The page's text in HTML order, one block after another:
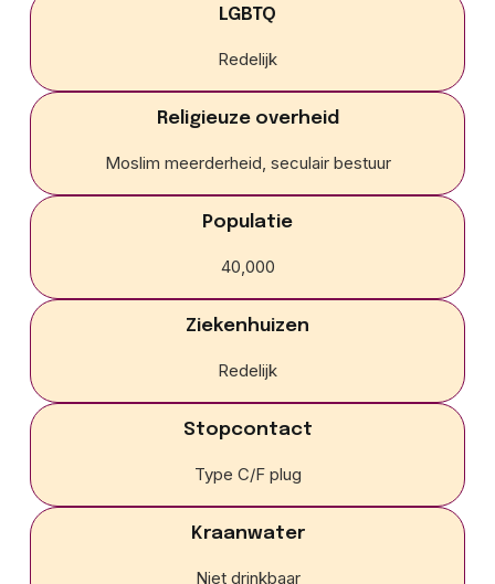
LGBTQ
Redelijk
Religieuze overheid
Moslim meerderheid, seculair bestuur
Populatie
40,000
Ziekenhuizen
Redelijk
Stopcontact
Type C/F plug
Kraanwater
Niet drinkbaar